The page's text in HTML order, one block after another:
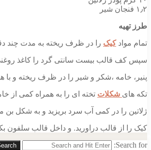
۱٫۲ فنجان شیر
طرز تهیه
تمام مواد کیک را در ظرف ریخته به مدت چند
سپس کف قالب بیست سانتی گرد را کاغذ روغنی انداخته و چرب کنید.
پنیر، خامه ،شکر و شیر را در ظرف ریخته و با
تکه های شکلات تخته ای را به همراه کمی از
ژلاتین را در کمی آب سرد بریزید و به شکل
کیک را از قالب دراورید. و داخل قالب سلفون
Search for: